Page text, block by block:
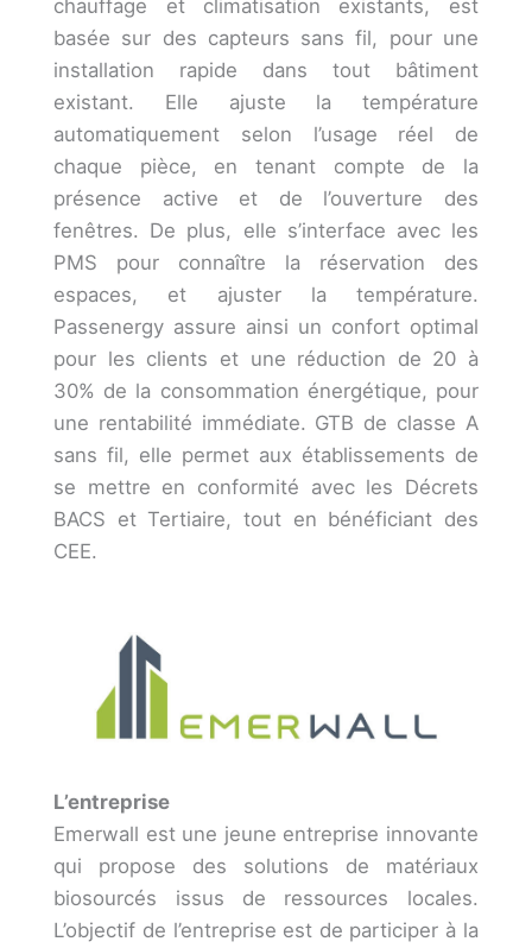
chauffage et climatisation existants, est
basée sur des capteurs sans fil, pour une
installation rapide dans tout bâtiment
existant. Elle ajuste la température
automatiquement selon l’usage réel de
chaque pièce, en tenant compte de la
présence active et de l’ouverture des
fenêtres. De plus, elle s’interface avec les
PMS pour connaître la réservation des
espaces, et ajuster la température.
Passenergy assure ainsi un confort optimal
pour les clients et une réduction de 20 à
30% de la consommation énergétique, pour
une rentabilité immédiate. GTB de classe A
sans fil, elle permet aux établissements de
se mettre en conformité avec les Décrets
BACS et Tertiaire, tout en bénéficiant des
CEE.
L’entreprise
Emerwall est une jeune entreprise innovante
qui propose des solutions de matériaux
biosourcés issus de ressources locales.
L’objectif de l’entreprise est de participer à la